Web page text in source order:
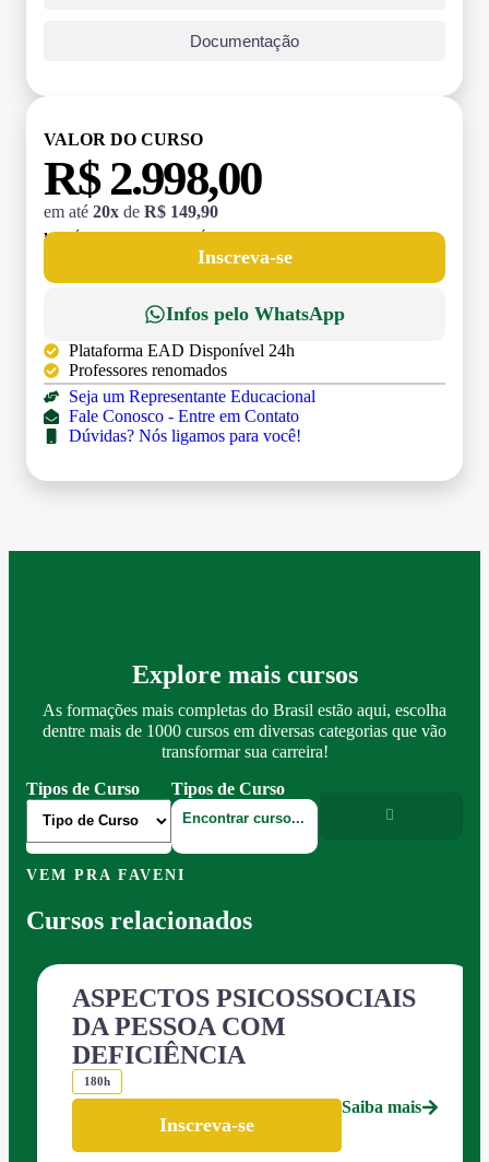
Documentação
VALOR DO CURSO
R$ 2.998,00
em até 20x de R$ 149,90
MATRÍCULA:
Inscreva-se
Infos pelo WhatsApp
Plataforma EAD Disponível 24h
Professores renomados
Seja um Representante Educacional
Fale Conosco - Entre em Contato
Dúvidas? Nós ligamos para você!
Explore mais cursos
As formações mais completas do Brasil estão aqui, escolha
dentre mais de 1000 cursos em diversas categorias que vão
transformar sua carreira!
Tipos de Curso
Tipos de Curso
VEM PRA FAVENI
Cursos relacionados
ASPECTOS PSICOSSOCIAIS
DA PESSOA COM
DEFICIÊNCIA
180h
Inscreva-se
Saiba mais